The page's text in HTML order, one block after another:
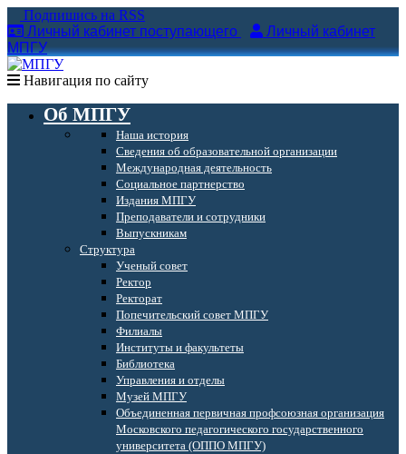
Подпишись на RSS
Личный кабинет поступающего
Личный кабинет
МПГУ
Навигация по сайту
Об МПГУ
Наша история
Сведения об образовательной организации
Международная деятельность
Социальное партнерство
Издания МПГУ
Преподаватели и сотрудники
Выпускникам
Структура
Ученый совет
Ректор
Ректорат
Попечительский совет МПГУ
Филиалы
Институты и факультеты
Библиотека
Управления и отделы
Музей МПГУ
Объединенная первичная профсоюзная организация
Московского педагогического государственного
университета (ОППО МПГУ)